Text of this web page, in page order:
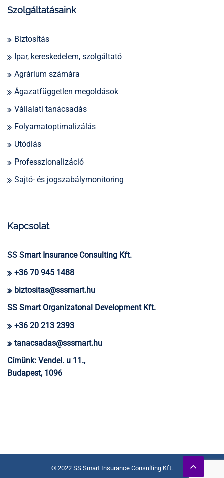
Szolgáltatásaink
Biztosítás
Ipar, kereskedelem, szolgáltató
Agrárium számára
Ágazatfüggetlen megoldások
Vállalati tanácsadás
Folyamatoptimalizálás
Utódlás
Professzionalizáció
Sajtó- és jogszabálymonitoring
Kapcsolat
SS Smart Insurance Consulting Kft.
+36 70 945 1488
biztositas@sssmart.hu
SS Smart Organizatonal Development Kft.
+36 20 213 2393
tanacsadas@sssmart.hu
Címünk: Vendel. u 11.,
Budapest, 1096
© 2022 SS Smart Insurance Consulting Kft.